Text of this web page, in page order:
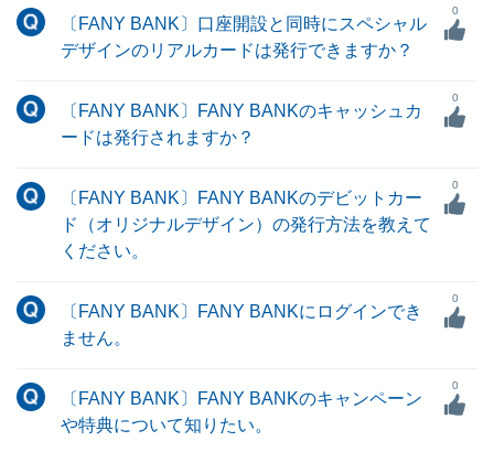
〔FANY BANK〕口座開設と同時にスペシャル
デザインのリアルカードは発行できますか？
0
〔FANY BANK〕FANY BANKのキャッシュカ
ードは発行されますか？
0
〔FANY BANK〕FANY BANKのデビットカー
ド（オリジナルデザイン）の発行方法を教えて
ください。
0
〔FANY BANK〕FANY BANKにログインでき
ません。
0
〔FANY BANK〕FANY BANKのキャンペーン
や特典について知りたい。
0